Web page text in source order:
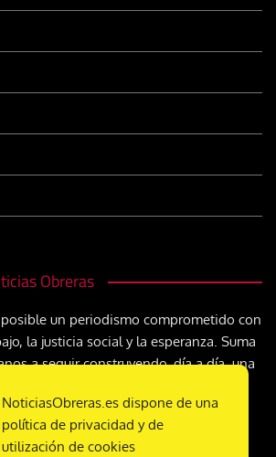
Obreras
un periodismo comprometido con
la justicia social y la esperanza. Suma
a seguir construyendo, día a día, una
sobre el mundo del trabajo
NoticiasObreras.es dispone de una
política de privacidad y de
utilización de cookies